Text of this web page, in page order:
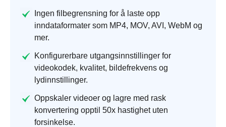
Ingen filbegrensning for å laste opp
inndataformater som MP4, MOV, AVI, WebM og
mer.
Konfigurerbare utgangsinnstillinger for
videokodek, kvalitet, bildefrekvens og
lydinnstillinger.
Oppskaler videoer og lagre med rask
konvertering opptil 50x hastighet uten
forsinkelse.